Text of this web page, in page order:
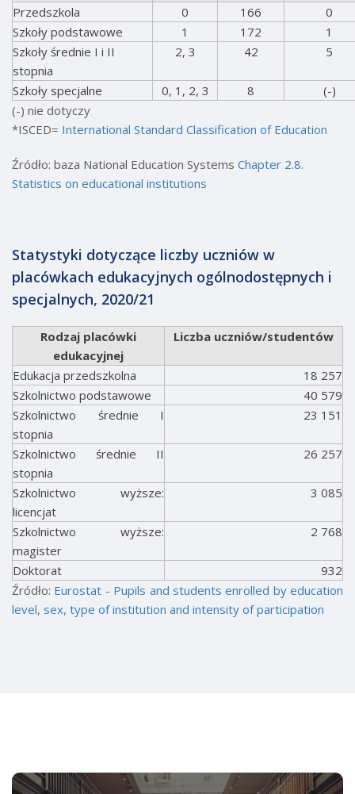
Przedszkola 0 166
0
Szkoły podstawowe
1 172
1
Szkoły średnie I i II
stopnia
2, 3 42 5
Szkoły specjalne 0, 1, 2, 3 8
(-)
(-) nie dotyczy
*ISCED= International Standard Classification of Education
Źródło: baza National Education Systems Chapter 2.8.
Statistics on educational institutions
Statystyki dotyczące liczby uczniów w
placówkach edukacyjnych ogólnodostępnych i
specjalnych, 2020/21
Rodzaj placówki
edukacyjnej
Liczba uczniów/studentów
Edukacja przedszkolna
18 257
Szkolnictwo podstawowe
40 579
Szkolnictwo średnie I
stopnia
23 151
Szkolnictwo średnie II
stopnia
26 257
Szkolnictwo wyższe:
licencjat
3 085
Szkolnictwo wyższe:
magister
2 768
Doktorat
932
Źródło: Eurostat - Pupils and students enrolled by education
level, sex, type of institution and intensity of participation